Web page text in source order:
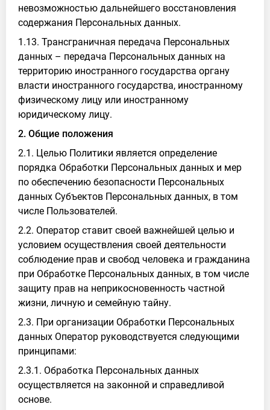
невозможностью дальнейшего восстановления
содержания Персональных данных.
1.13. Трансграничная передача Персональных
данных – передача Персональных данных на
территорию иностранного государства органу
власти иностранного государства, иностранному
физическому лицу или иностранному
юридическому лицу.
2. Общие положения
2.1. Целью Политики является определение
порядка Обработки Персональных данных и мер
по обеспечению безопасности Персональных
данных Субъектов Персональных данных, в том
числе Пользователей.
2.2. Оператор ставит своей важнейшей целью и
условием осуществления своей деятельности
соблюдение прав и свобод человека и гражданина
при Обработке Персональных данных, в том числе
защиту прав на неприкосновенность частной
жизни, личную и семейную тайну.
2.3. При организации Обработки Персональных
данных Оператор руководствуется следующими
принципами:
2.3.1. Обработка Персональных данных
осуществляется на законной и справедливой
основе.